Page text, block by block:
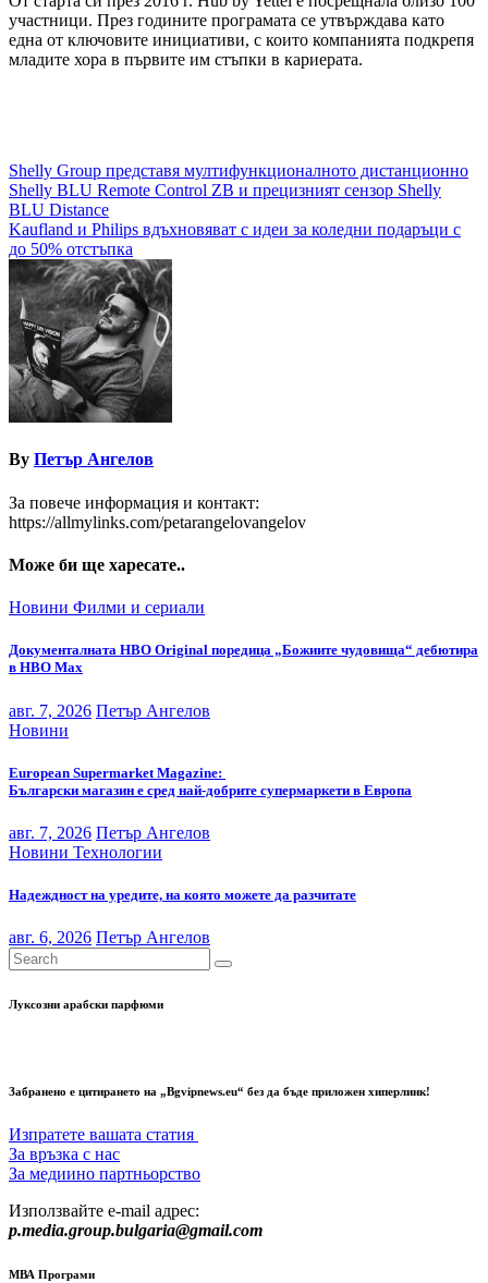
участници. През годините програмата се утвърждава като
една от ключовите инициативи, с които компанията подкрепя
младите хора в първите им стъпки в кариерата.
Навигация
Shelly Group представя мултифункционалното дистанционно
Shelly BLU Remote Control ZB и прецизният сензор Shelly
BLU Distance
Kaufland и Philips вдъхновяват с идеи за коледни подаръци с
до 50% отстъпка
By Петър Ангелов
За повече информация и контакт:
https://allmylinks.com/petarangelovangelov
Може би ще харесате..
Новини Филми и сериали
Документалната HBO Original поредица „Божиите чудовища“ дебютира
в HBO Max
авг. 7, 2026 Петър Ангелов
Новини
European Supermarket Magazine:
Български магазин е сред най-добрите супермаркети в Европа
авг. 7, 2026 Петър Ангелов
Новини Технологии
Надеждност на уредите, на която можете да разчитате
авг. 6, 2026 Петър Ангелов
Луксозни арабски парфюми
Забранено е цитирането на „Bgvipnews.eu“ без да бъде приложен хиперлинк!
Изпратете вашата статия
За връзка с нас
За медиино партньорство
Използвайте e-mail адрес:
p.media.group.bulgaria@gmail.com
МВА Програми